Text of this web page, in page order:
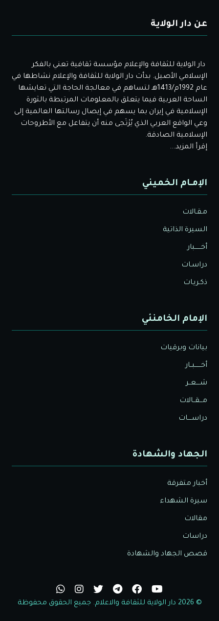
عن دار الولاية
دار الولاية للثقافة والإعلام مؤسسة ثقافية تعني بالفكر
الإسلامي الأصيل. بدأت دار الولاية للثقافة والإعلام نشاطها في
عام 1992م/1413هـ لتساهم في معالجة الحاجة التي تعايشها
الساحة العربية فيما يتعلق بالمعلومات المرتبطة بالثورة
الإسلامية في إيران بما يسهم في إيصال رسالتها العالمية إلى
وعي الواقع العربي الذي يُرْتَجى منه أن يتفاعل مع الأطروحات
الإسلامية الصادقة.
إقرأ المزيد...
الإمـام الخميني
مـقـالات
السيرة الذاتية
أخــــــبار
دراسـات
ذكـريـات
الإمام الخامنئي
بيانات وبرقيات
أخــــــبــار
شــــعــر
مـــقــالات
دراســــات
الجهاد والشهادة
أخبار متفرقة
سيرة الشهداء
مقالات
دراسات
قصص الجهاد والشهادة
© 2026 دار الولاية للثقافة والاعلام. جميع الحقوق محفوظة